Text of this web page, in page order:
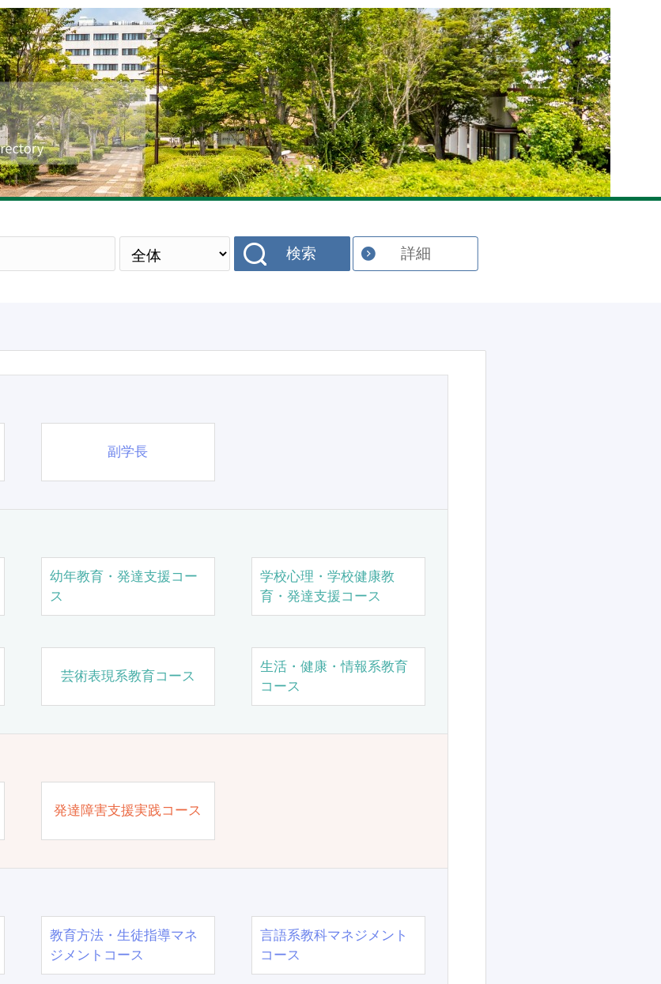
English
検索 詳細
副学長
幼年教育・発達支援コー
ス
学校心理・学校健康教
育・発達支援コース
芸術表現系教育コース
生活・健康・情報系教育
コース
発達障害支援実践コース
教育方法・生徒指導マネ
ジメントコース
言語系教科マネジメント
コース